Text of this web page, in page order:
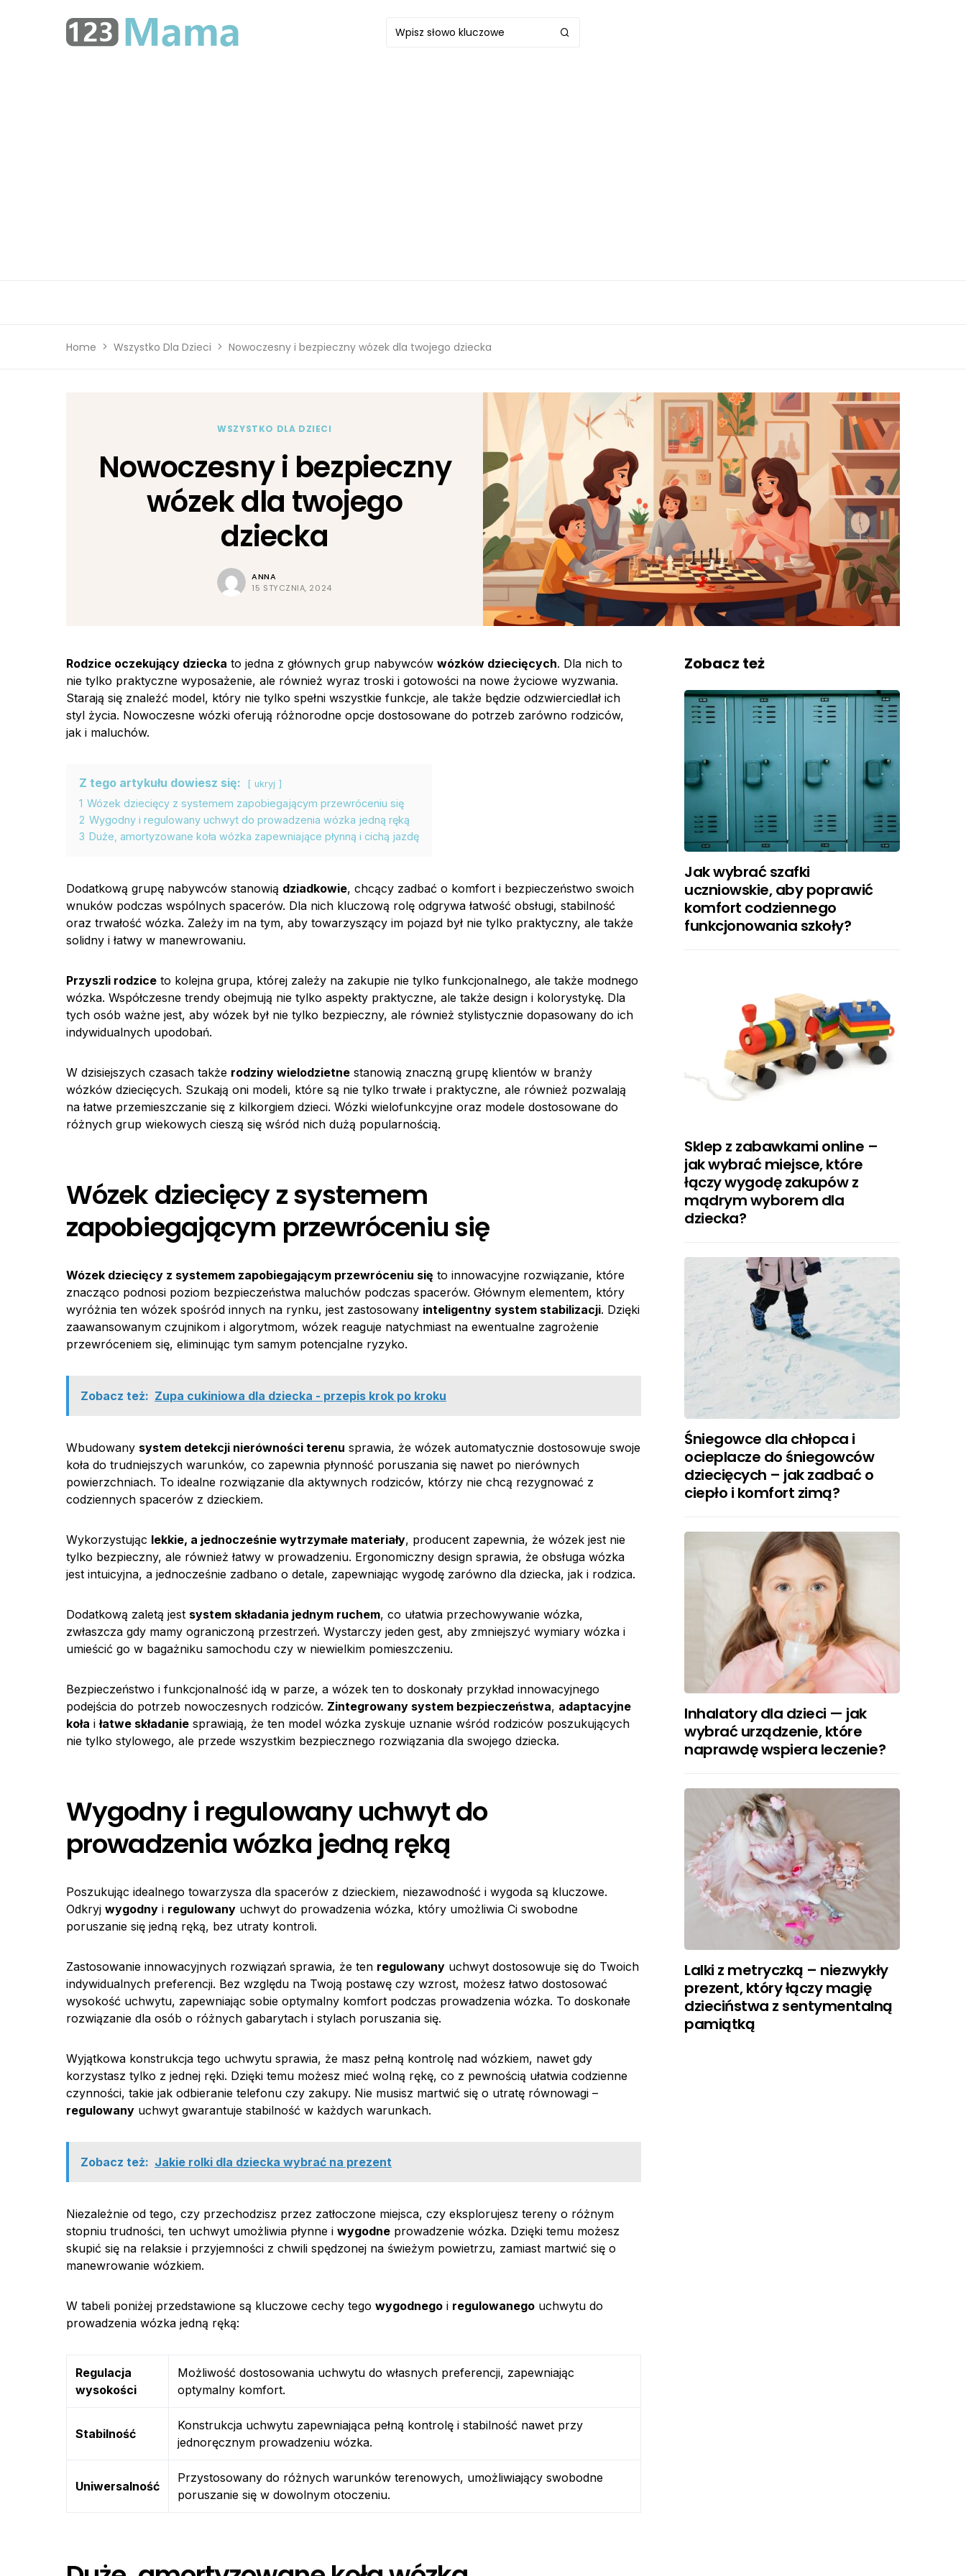
Home Wszystko Dla Dzieci Nowoczesny i bezpieczny wózek dla twojego dziecka
WSZYSTKO DLA DZIECI
Nowoczesny i bezpieczny
wózek dla twojego
dziecka
ANNA
15 STYCZNIA, 2024
Rodzice oczekujący dziecka to jedna z głównych grup nabywców wózków dziecięcych. Dla nich to
nie tylko praktyczne wyposażenie, ale również wyraz troski i gotowości na nowe życiowe wyzwania.
Starają się znaleźć model, który nie tylko spełni wszystkie funkcje, ale także będzie odzwierciedlał ich
styl życia. Nowoczesne wózki oferują różnorodne opcje dostosowane do potrzeb zarówno rodziców,
jak i maluchów.
Z tego artykułu dowiesz się: ukryj
1 Wózek dziecięcy z systemem zapobiegającym przewróceniu się
2 Wygodny i regulowany uchwyt do prowadzenia wózka jedną ręką
3 Duże, amortyzowane koła wózka zapewniające płynną i cichą jazdę
Dodatkową grupę nabywców stanowią dziadkowie, chcący zadbać o komfort i bezpieczeństwo swoich
wnuków podczas wspólnych spacerów. Dla nich kluczową rolę odgrywa łatwość obsługi, stabilność
oraz trwałość wózka. Zależy im na tym, aby towarzyszący im pojazd był nie tylko praktyczny, ale także
solidny i łatwy w manewrowaniu.
Przyszli rodzice to kolejna grupa, której zależy na zakupie nie tylko funkcjonalnego, ale także modnego
wózka. Współczesne trendy obejmują nie tylko aspekty praktyczne, ale także design i kolorystykę. Dla
tych osób ważne jest, aby wózek był nie tylko bezpieczny, ale również stylistycznie dopasowany do ich
indywidualnych upodobań.
W dzisiejszych czasach także rodziny wielodzietne stanowią znaczną grupę klientów w branży
wózków dziecięcych. Szukają oni modeli, które są nie tylko trwałe i praktyczne, ale również pozwalają
na łatwe przemieszczanie się z kilkorgiem dzieci. Wózki wielofunkcyjne oraz modele dostosowane do
różnych grup wiekowych cieszą się wśród nich dużą popularnością.
Wózek dziecięcy z systemem
zapobiegającym przewróceniu się
Wózek dziecięcy z systemem zapobiegającym przewróceniu się to innowacyjne rozwiązanie, które
znacząco podnosi poziom bezpieczeństwa maluchów podczas spacerów. Głównym elementem, który
wyróżnia ten wózek spośród innych na rynku, jest zastosowany inteligentny system stabilizacji. Dzięki
zaawansowanym czujnikom i algorytmom, wózek reaguje natychmiast na ewentualne zagrożenie
przewróceniem się, eliminując tym samym potencjalne ryzyko.
Zobacz też: Zupa cukiniowa dla dziecka - przepis krok po kroku
Wbudowany system detekcji nierówności terenu sprawia, że wózek automatycznie dostosowuje swoje
koła do trudniejszych warunków, co zapewnia płynność poruszania się nawet po nierównych
powierzchniach. To idealne rozwiązanie dla aktywnych rodziców, którzy nie chcą rezygnować z
codziennych spacerów z dzieckiem.
Wykorzystując lekkie, a jednocześnie wytrzymałe materiały, producent zapewnia, że wózek jest nie
tylko bezpieczny, ale również łatwy w prowadzeniu. Ergonomiczny design sprawia, że obsługa wózka
jest intuicyjna, a jednocześnie zadbano o detale, zapewniając wygodę zarówno dla dziecka, jak i rodzica.
Dodatkową zaletą jest system składania jednym ruchem, co ułatwia przechowywanie wózka,
zwłaszcza gdy mamy ograniczoną przestrzeń. Wystarczy jeden gest, aby zmniejszyć wymiary wózka i
umieścić go w bagażniku samochodu czy w niewielkim pomieszczeniu.
Bezpieczeństwo i funkcjonalność idą w parze, a wózek ten to doskonały przykład innowacyjnego
podejścia do potrzeb nowoczesnych rodziców. Zintegrowany system bezpieczeństwa, adaptacyjne
koła iłatwe składanie sprawiają, że ten model wózka zyskuje uznanie wśród rodziców poszukujących
nie tylko stylowego, ale przede wszystkim bezpiecznego rozwiązania dla swojego dziecka.
Wygodny i regulowany uchwyt do
prowadzenia wózka jedną ręką
Poszukując idealnego towarzysza dla spacerów z dzieckiem, niezawodność i wygoda są kluczowe.
Odkryj wygodny i regulowany uchwyt do prowadzenia wózka, który umożliwia Ci swobodne
poruszanie się jedną ręką, bez utraty kontroli.
Zastosowanie innowacyjnych rozwiązań sprawia, że ten regulowany uchwyt dostosowuje się do Twoich
indywidualnych preferencji. Bez względu na Twoją postawę czy wzrost, możesz łatwo dostosować
wysokość uchwytu, zapewniając sobie optymalny komfort podczas prowadzenia wózka. To doskonałe
rozwiązanie dla osób o różnych gabarytach i stylach poruszania się.
Wyjątkowa konstrukcja tego uchwytu sprawia, że masz pełną kontrolę nad wózkiem, nawet gdy
korzystasz tylko z jednej ręki. Dzięki temu możesz mieć wolną rękę, co z pewnością ułatwia codzienne
czynności, takie jak odbieranie telefonu czy zakupy. Nie musisz martwić się o utratę równowagi –
regulowany uchwyt gwarantuje stabilność w każdych warunkach.
Zobacz też: Jakie rolki dla dziecka wybrać na prezent
Niezależnie od tego, czy przechodzisz przez zatłoczone miejsca, czy eksplorujesz tereny o różnym
stopniu trudności, ten uchwyt umożliwia płynne i wygodne prowadzenie wózka. Dzięki temu możesz
skupić się na relaksie i przyjemności z chwili spędzonej na świeżym powietrzu, zamiast martwić się o
manewrowanie wózkiem.
W tabeli poniżej przedstawione są kluczowe cechy tego wygodnego i regulowanego uchwytu do
prowadzenia wózka jedną ręką:
Regulacja
wysokości
Możliwość dostosowania uchwytu do własnych preferencji, zapewniając
optymalny komfort.
Stabilność
Konstrukcja uchwytu zapewniająca pełną kontrolę i stabilność nawet przy
jednoręcznym prowadzeniu wózka.
Uniwersalność
Przystosowany do różnych warunków terenowych, umożliwiający swobodne
poruszanie się w dowolnym otoczeniu.
Zobacz też
Jak wybrać szafki
uczniowskie, aby poprawić
komfort codziennego
funkcjonowania szkoły?
Sklep z zabawkami online –
jak wybrać miejsce, które
łączy wygodę zakupów z
mądrym wyborem dla
dziecka?
Śniegowce dla chłopca i
ocieplacze do śniegowców
dziecięcych – jak zadbać o
ciepło i komfort zimą?
Inhalatory dla dzieci — jak
wybrać urządzenie, które
naprawdę wspiera leczenie?
Lalki z metryczką – niezwykły
prezent, który łączy magię
dzieciństwa z sentymentalną
pamiątką